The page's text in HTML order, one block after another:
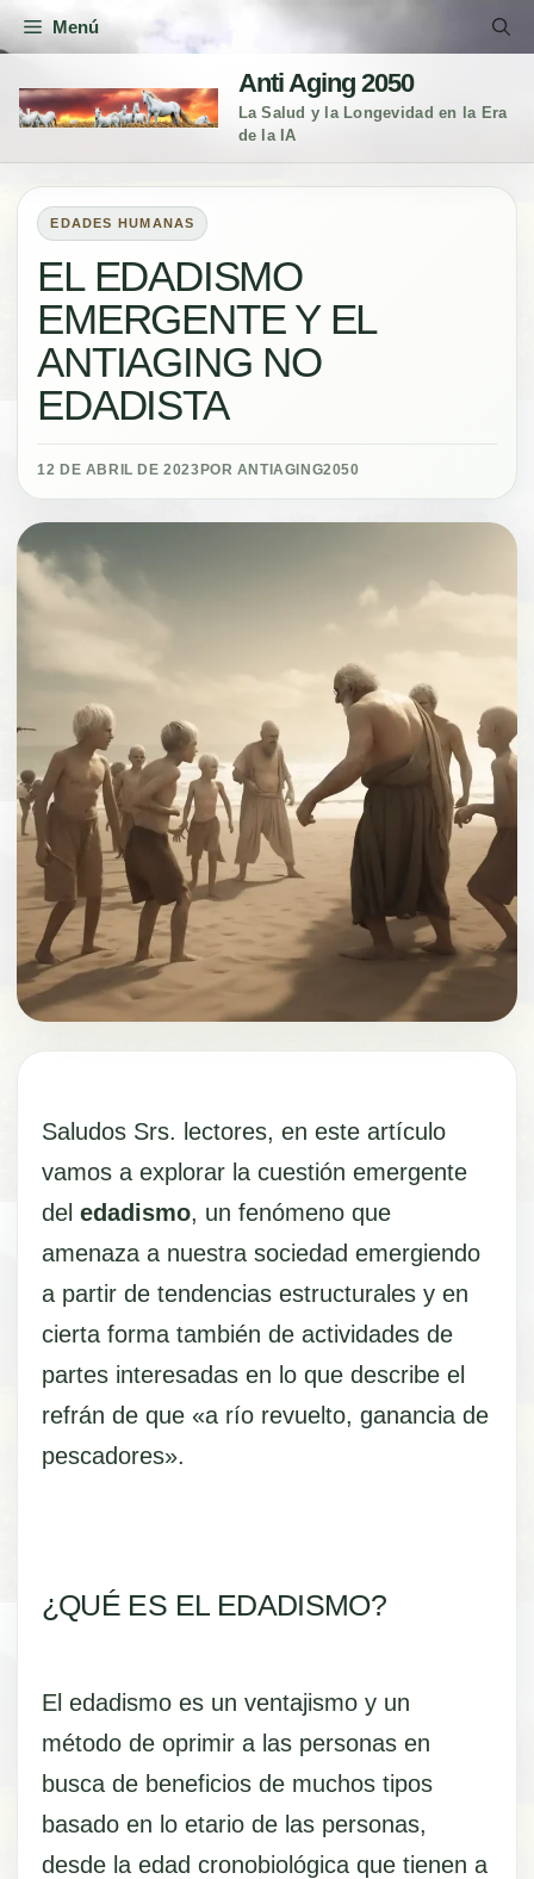
al
Menú
Anti Aging 2050
La Salud y la Longevidad en la Era
de la IA
EDADES HUMANAS
EL EDADISMO
EMERGENTE Y EL
ANTIAGING NO
EDADISTA
12 DE ABRIL DE 2023POR ANTIAGING2050
Saludos Srs. lectores, en este artículo
vamos a explorar la cuestión emergente
del edadismo, un fenómeno que
amenaza a nuestra sociedad emergiendo
a partir de tendencias estructurales y en
cierta forma también de actividades de
partes interesadas en lo que describe el
refrán de que «a río revuelto, ganancia de
pescadores».
¿QUÉ ES EL EDADISMO?
El edadismo es un ventajismo y un
método de oprimir a las personas en
busca de beneficios de muchos tipos
basado en lo etario de las personas,
desde la edad cronobiológica que tienen a